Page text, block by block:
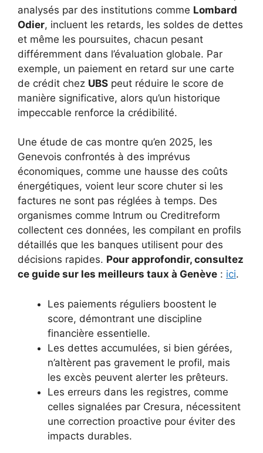
analysés par des institutions comme Lombard
Odier, incluent les retards, les soldes de dettes
et même les poursuites, chacun pesant
différemment dans l’évaluation globale. Par
exemple, un paiement en retard sur une carte
de crédit chez UBS peut réduire le score de
manière significative, alors qu’un historique
impeccable renforce la crédibilité.
Une étude de cas montre qu’en 2025, les
Genevois confrontés à des imprévus
économiques, comme une hausse des coûts
énergétiques, voient leur score chuter si les
factures ne sont pas réglées à temps. Des
organismes comme Intrum ou Creditreform
collectent ces données, les compilant en profils
détaillés que les banques utilisent pour des
décisions rapides. Pour approfondir, consultez
ce guide sur les meilleurs taux à Genève : ici.
Les paiements réguliers boostent le
score, démontrant une discipline
financière essentielle.
Les dettes accumulées, si bien gérées,
n’altèrent pas gravement le profil, mais
les excès peuvent alerter les prêteurs.
Les erreurs dans les registres, comme
celles signalées par Cresura, nécessitent
une correction proactive pour éviter des
impacts durables.